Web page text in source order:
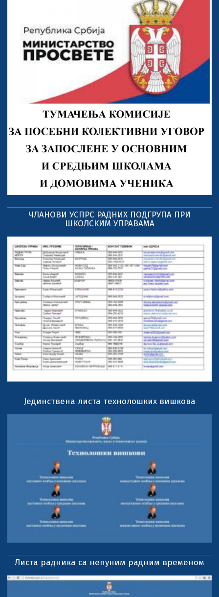
ЧЛАНОВИ УСПРС РАДНИХ ПОДГРУПА ПРИ
ШКОЛСКИМ УПРАВАМА
Јединствена листа технолошких вишкова
Листа радника са непуним радним временом